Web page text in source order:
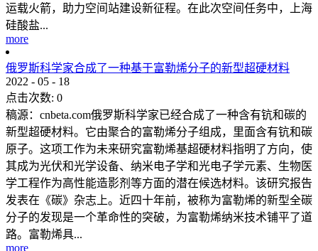
运载火箭，助力空间站建设新征程。在此次空间任务中，上海
硅酸盐...
more
俄罗斯科学家合成了一种基于富勒烯分子的新型超硬材料
2022 - 05 - 18
点击次数: 0
稿源：cnbeta.com俄罗斯科学家已经合成了一种含有钪和碳的
新型超硬材料。它由聚合的富勒烯分子组成，里面含有钪和碳
原子。这项工作为未来研究富勒烯基超硬材料指明了方向，使
其成为光伏和光学设备、纳米电子学和光电子学元素、生物医
学工程作为高性能造影剂等方面的潜在候选材料。该研究报告
发表在《碳》杂志上。近四十年前，被称为富勒烯的新型全碳
分子的发现是一个革命性的突破，为富勒烯纳米技术铺平了道
路。富勒烯具...
more